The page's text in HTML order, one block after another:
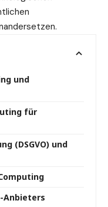
und
für
(DSGVO) und
Anbieters